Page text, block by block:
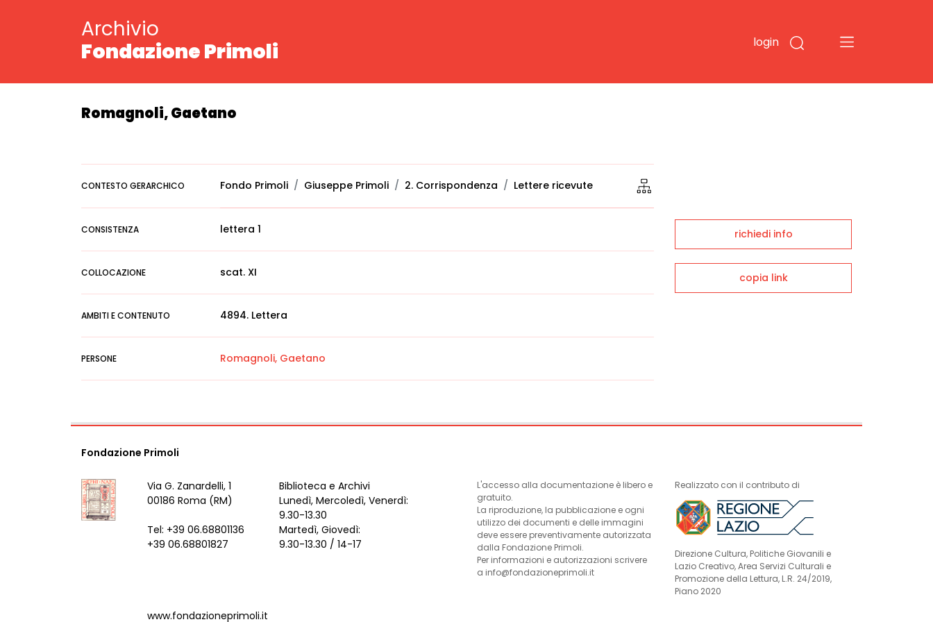
Archivio
Fondazione Primoli
login
Romagnoli, Gaetano
CONTESTO GERARCHICO Fondo Primoli Giuseppe Primoli 2. Corrispondenza Lettere ricevute
CONSISTENZA lettera 1
COLLOCAZIONE scat. XI
AMBITI E CONTENUTO 4894. Lettera
PERSONE Romagnoli, Gaetano
richiedi info
copia link
Fondazione Primoli
Via G. Zanardelli, 1
00186 Roma (RM)
Tel: +39 06.68801136
+39 06.68801827
Biblioteca e Archivi
Lunedì, Mercoledì, Venerdì:
9.30-13.30
Martedì, Giovedì:
9.30-13.30 / 14-17
L'accesso alla documentazione è libero e
gratuito.
La riproduzione, la pubblicazione e ogni
utilizzo dei documenti e delle immagini
deve essere preventivamente autorizzata
dalla Fondazione Primoli.
Per informazioni e autorizzazioni scrivere
a info@fondazioneprimoli.it
Realizzato con il contributo di
Direzione Cultura, Politiche Giovanili e
Lazio Creativo, Area Servizi Culturali e
Promozione della Lettura, L.R. 24/2019,
Piano 2020
www.fondazioneprimoli.it